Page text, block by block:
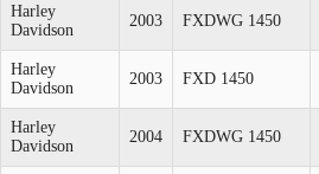
Harley
Davidson
2003 FXDWG 1450
Harley
Davidson
2003 FXD 1450
Harley
Davidson
2004 FXDWG 1450